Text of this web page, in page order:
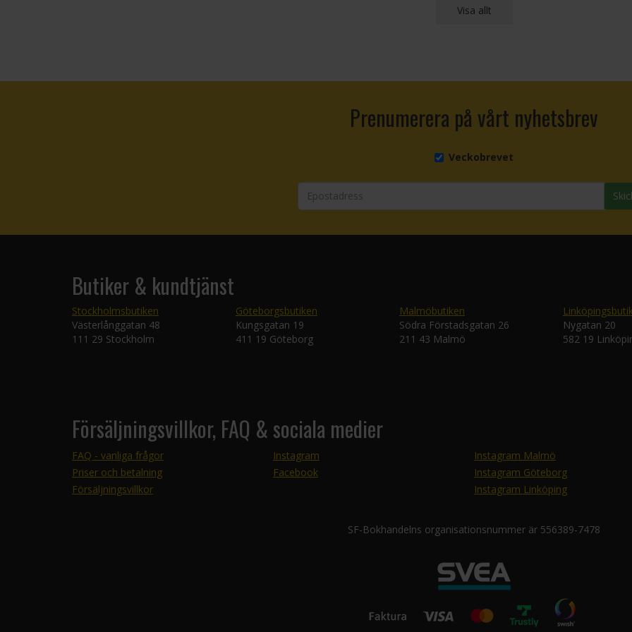
Visa allt
Prenumerera på vårt nyhetsbrev
Veckobrevet
Butiker & kundtjänst
Stockholmsbutiken
Västerlånggatan 48
111 29 Stockholm
Göteborgsbutiken
Kungsgatan 19
411 19 Göteborg
Malmöbutiken
Södra Förstadsgatan 26
211 43 Malmö
Nygatan 20
582 19
Försäljningsvillkor, FAQ & sociala medier
FAQ - vanliga frågor
Priser och betalning
Försäljningsvillkor
Instagram
Facebook
Instagram Malmö
Instagram Göteborg
Instagram Linköping
SF-Bokhandelns organisationsnummer är 556389-7478